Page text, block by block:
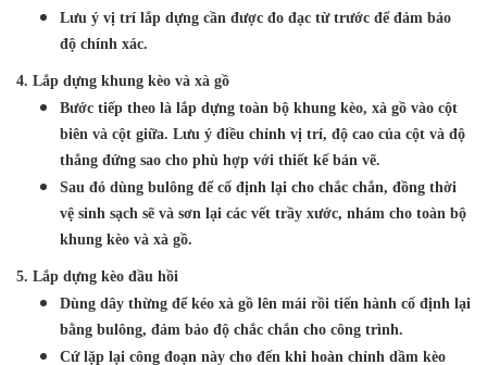
Lưu ý vị trí lắp dựng cần được đo đạc từ trước để đảm bảo
độ chính xác.
4. Lắp dựng khung kèo và xà gồ
Bước tiếp theo là lắp dựng toàn bộ khung kèo, xà gồ vào cột
biên và cột giữa. Lưu ý điều chỉnh vị trí, độ cao của cột và độ
thẳng đứng sao cho phù hợp với thiết kế bản vẽ.
Sau đó dùng bulông để cố định lại cho chắc chắn, đồng thời
vệ sinh sạch sẽ và sơn lại các vết trầy xước, nhám cho toàn bộ
khung kèo và xà gồ.
5. Lắp dựng kèo đầu hồi
Dùng dây thừng để kéo xà gồ lên mái rồi tiến hành cố định lại
bằng bulông, đảm bảo độ chắc chắn cho công trình.
Cứ lặp lại công đoạn này cho đến khi hoàn chỉnh dầm kèo